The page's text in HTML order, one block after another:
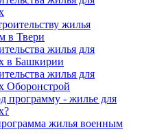
жилья
в Твери
жилья для
в Башкирии
жилья для
Оборонстрой
программу - жилье для
жилья военным